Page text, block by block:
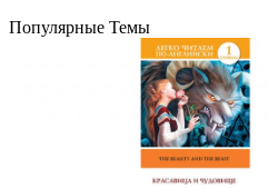
Популярные Темы